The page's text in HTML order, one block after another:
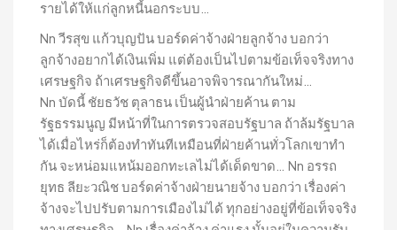
รายได้ให้แก่ลูกหนี้นอกระบบ…
Nn วีรสุข แก้วบุญปัน บอร์ดค่าจ้างฝ่ายลูกจ้าง บอกว่า
ลูกจ้างอยากได้เงินเพิ่ม แต่ต้องเป็นไปตามข้อเท็จจริงทาง
เศรษฐกิจ ถ้าเศรษฐกิจดีขึ้นอาจพิจารณากันใหม่…
Nn บัดนี้ ชัยธวัช ตุลาธน เป็นผู้นำฝ่ายค้าน ตาม
รัฐธรรมนูญ มีหน้าที่ในการตรวจสอบรัฐบาล ถ้าล้มรัฐบาล
ได้เมื่อไหร่ก็ต้องทำทันทีเหมือนที่ฝ่ายค้านทั่วโลกเขาทำ
กัน จะหน่อมแหน้มออกทะเลไม่ได้เด็ดขาด… Nn อรรถ
ยุทธ ลียะวณิช บอร์ดค่าจ้างฝ่ายนายจ้าง บอกว่า เรื่องค่า
จ้างจะไปปรับตามการเมืองไม่ได้ ทุกอย่างอยู่ที่ข้อเท็จจริง